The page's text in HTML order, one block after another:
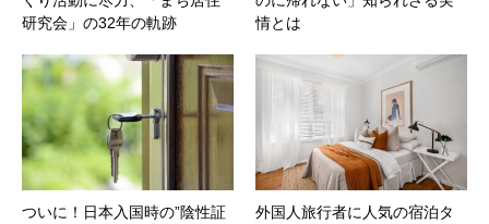
研究会」の32年の軌跡
情とは
ついに！日本入国時の”陰性証
外国人旅行者に人気の宿泊タ